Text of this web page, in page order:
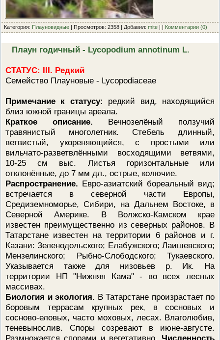
Категория: Плауновидные | Просмотров: 2358 | Добавил: mite | | Комментарии (0)
Плаун годичный - Lycopodium annotinum L.
СТАТУС: III. Редкий
Семейство Плауновые - Lycopodiaceae
Примечание к статусу: редкий вид, находящийся
близ южной границы ареала.
Краткое описание. Вечнозелёный ползучий
травянистый многолетник. Стебель длинный,
ветвистый, укореняющийся, с простыми или
вильчато-разветвлёнными восходящими ветвями,
10-25 см выс. Листья горизонтальные или
отклонённые, до 7 мм дл., острые, колючие.
Распространение. Евро-азиатский бореальный вид;
встречается в северной части Европы,
Средиземноморье, Сибири, на Дальнем Востоке, в
Северной Америке. В Волжско-Камском крае
известен преимущественно из северных районов. В
Татарстане известен на территории 6 районов и г.
Казани: Зеленодольского; Елабужского; Лаишевского;
Мензелинского; Рыбно-Слободского; Тукаевского.
Указывается также для низовьев р. Ик. На
территории НП "Нижняя Кама" - во всех лесных
массивах.
Биология и экология. В Татарстане произрастает по
боровым террасам крупных рек, в сосновых и
сосново-еловых, часто моховых, лесах. Влаголюбив,
теневынослив. Споры созревают в июне-августе.
Размножается спорами и вегетативно. Численность